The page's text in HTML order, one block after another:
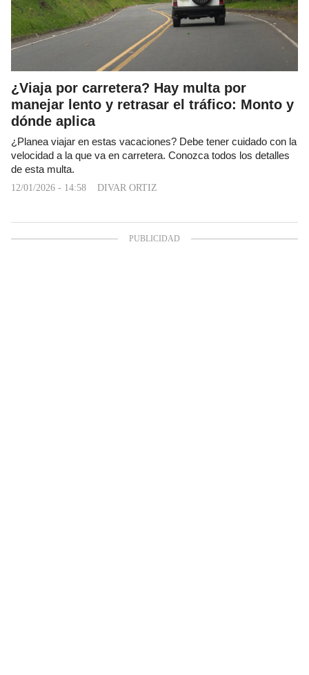
¿Viaja por carretera? Hay multa por
manejar lento y retrasar el tráfico: Monto y
dónde aplica
¿Planea viajar en estas vacaciones? Debe tener cuidado con la
velocidad a la que va en carretera. Conozca todos los detalles
de esta multa.
12/01/2026 - 14:58 DIVAR ORTIZ